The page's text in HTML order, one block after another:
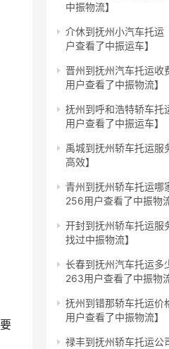
中振物流】
介休到抚州小汽车托运
户查看了中振运车】
晋州到抚州汽车托运收
用户查看了中振物流】
抚州到呼和浩特轿车托
用户查看了中振运车】
禹城到抚州轿车托运服
高效】
青州到抚州轿车托运哪
256用户查看了中振物流
开封到抚州轿车托运服
找过中振物流】
长春到抚州汽车托运多
263用户查看了中振物流
抚州到错那轿车托运价
用户查看了中振物流】
禄丰到抚州轿车托运公